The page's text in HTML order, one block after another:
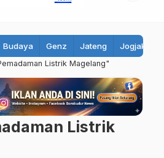
Budaya Genz Jateng Jogjakarta
Listrik Magelang"
Listrik